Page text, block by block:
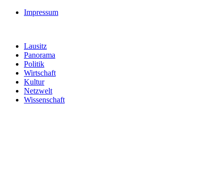
Impressum
Lausitz
Panorama
Politik
Wirtschaft
Kultur
Netzwelt
Wissenschaft